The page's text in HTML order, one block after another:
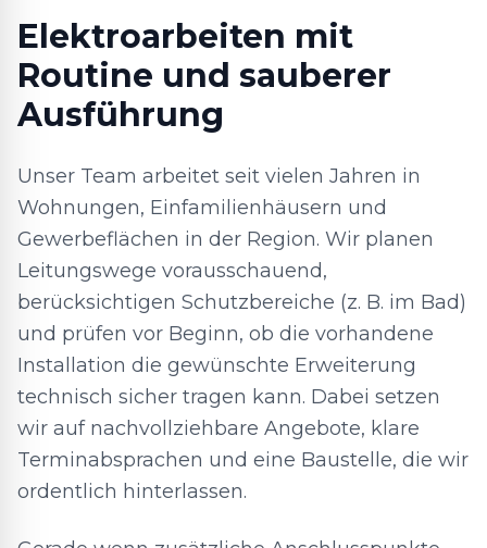
Elektroarbeiten mit
Routine und sauberer
Ausführung
Unser Team arbeitet seit vielen Jahren in
Wohnungen, Einfamilienhäusern und
Gewerbeflächen in der Region. Wir planen
Leitungswege vorausschauend,
berücksichtigen Schutzbereiche (z. B. im Bad)
und prüfen vor Beginn, ob die vorhandene
Installation die gewünschte Erweiterung
technisch sicher tragen kann. Dabei setzen
wir auf nachvollziehbare Angebote, klare
Terminabsprachen und eine Baustelle, die wir
ordentlich hinterlassen.